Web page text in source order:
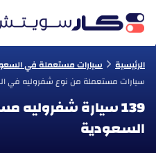
الرئيسية
سيارات مستعملة في
سيارات مستعملة من نوع شفروليه في
139 سيارة شفروليه
السعودية